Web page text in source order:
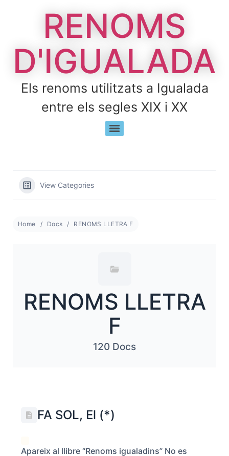
RENOMS
D'IGUALADA
Els renoms utilitzats a Igualada
entre els segles XIX i XX
View Categories
Home Docs RENOMS LLETRA F
RENOMS LLETRA
F
120 Docs
FA SOL, El (*)
Apareix al llibre “Renoms igualadins” No es